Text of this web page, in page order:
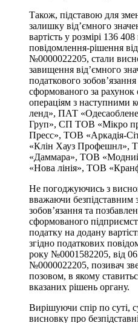
Також, підставою для
залишку від’ємного
вартість у розмірі 136
повідомлення-рішення
№0000022205, стали
завищення від’ємного
податкового
сформованого за
операціям з наступними
ленд», ПАТ
Груп», СП ТОВ «Мікро
Пресс», ТОВ «Аркадія-
«Клін Хауз
«Даммара», ТОВ
«Нова лінія», ТОВ
Не погоджуючись з
вважаючи безпідставним
зобов’язання та
сформованого
податку на додану
згідно податкових
року №0001582205, від
№0000022205, позивач
позовом, в якому
вказаних рішень органу.
Вирішуючи спір по суті,
висновку про